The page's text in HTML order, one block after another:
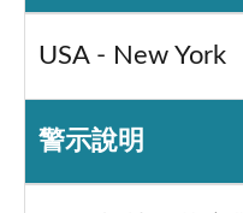
USA - New York
警示說明